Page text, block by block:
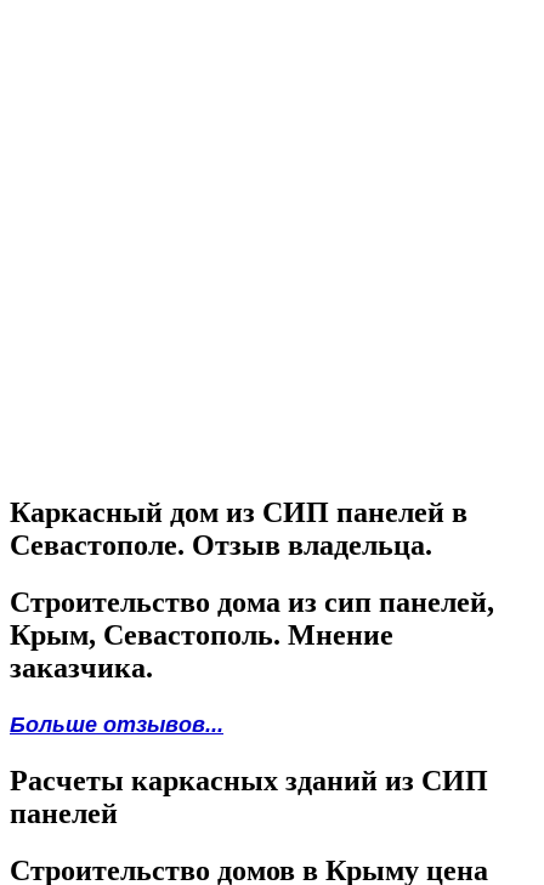
Каркасный дом из СИП панелей в
Севастополе. Отзыв владельца.
Строительство дома из сип панелей,
Крым, Севастополь. Мнение
заказчика.
Больше отзывов...
Расчеты каркасных зданий из СИП
панелей
Строительство домов в Крыму цена